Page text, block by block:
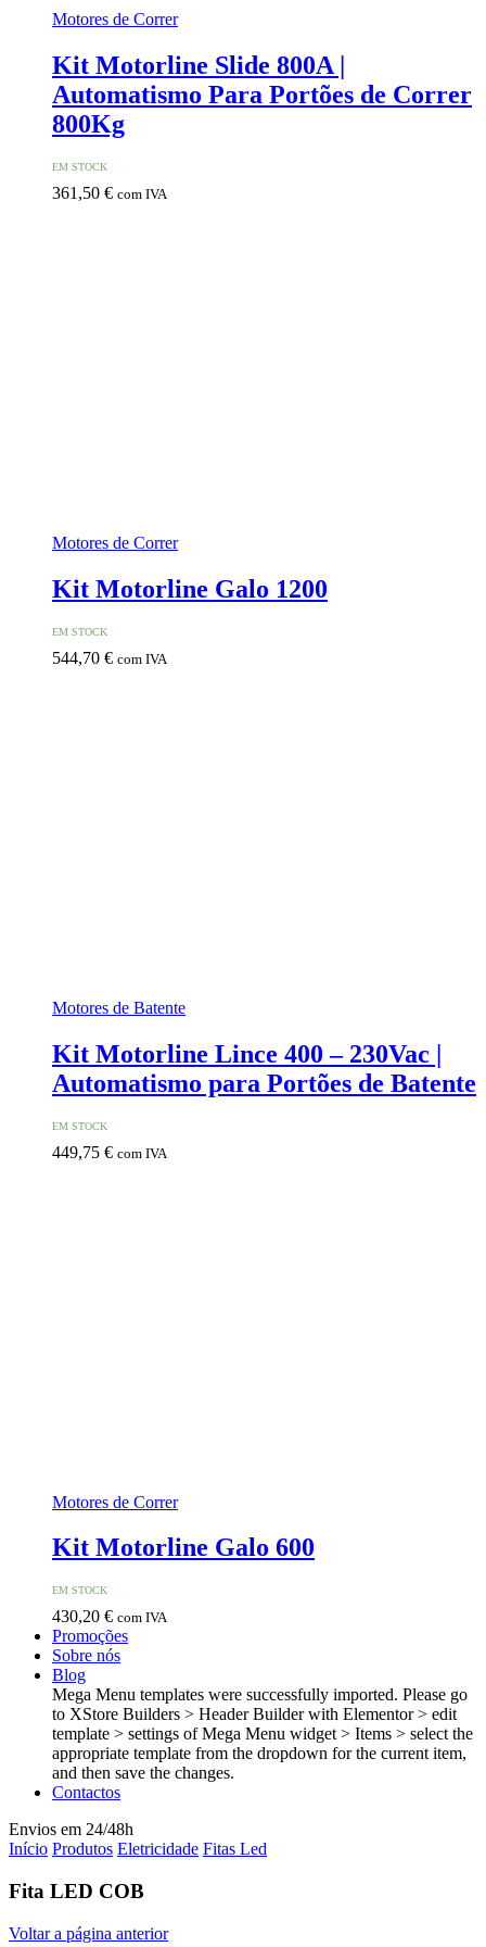
Motores de Correr
Kit Motorline Slide 800A |
Automatismo Para Portões de Correr
800Kg
EM STOCK
361,50 € com IVA
Motores de Correr
Kit Motorline Galo 1200
EM STOCK
544,70 € com IVA
Motores de Batente
Kit Motorline Lince 400 – 230Vac |
Automatismo para Portões de Batente
EM STOCK
449,75 € com IVA
Motores de Correr
Kit Motorline Galo 600
EM STOCK
430,20 € com IVA
Promoções
Sobre nós
Blog
Mega Menu templates were successfully imported. Please go
to XStore Builders > Header Builder with Elementor > edit
template > settings of Mega Menu widget > Items > select the
appropriate template from the dropdown for the current item,
and then save the changes.
Contactos
Envios em 24/48h
Início Produtos Eletricidade Fitas Led
Fita LED COB
Voltar a página anterior